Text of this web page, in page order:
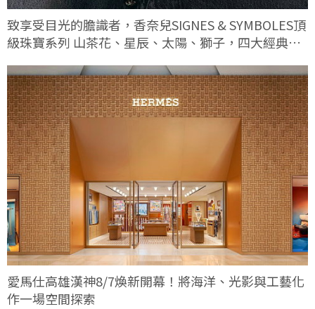
致享受目光的膽識者，香奈兒SIGNES & SYMBOLES頂
級珠寶系列 山茶花、星辰、太陽、獅子，四大經典符
愛馬仕高雄漢神8/7煥新開幕！將海洋、光影與工藝化
作一場空間探索